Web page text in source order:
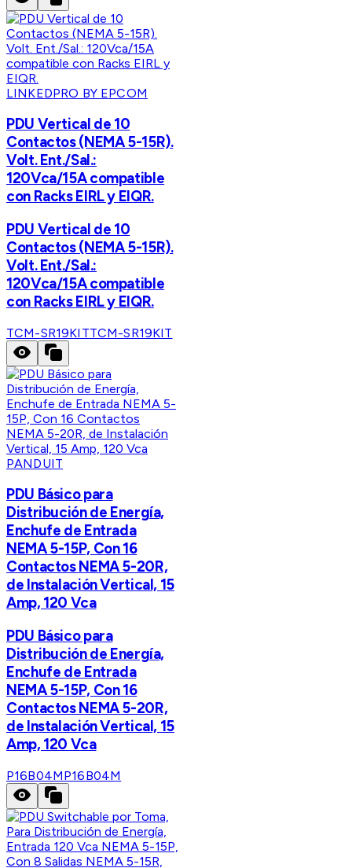
LINKEDPRO BY EPCOM
PDU Vertical de 10
Contactos (NEMA 5-15R).
Volt. Ent./Sal.:
120Vca/15A compatible
con Racks EIRL y EIQR.
PDU Vertical de 10
Contactos (NEMA 5-15R).
Volt. Ent./Sal.:
120Vca/15A compatible
con Racks EIRL y EIQR.
TCM-SR19KITTCM-SR19KIT
PANDUIT
PDU Básico para
Distribución de Energía,
Enchufe de Entrada
NEMA 5-15P, Con 16
Contactos NEMA 5-20R,
de Instalación Vertical, 15
Amp, 120 Vca
PDU Básico para
Distribución de Energía,
Enchufe de Entrada
NEMA 5-15P, Con 16
Contactos NEMA 5-20R,
de Instalación Vertical, 15
Amp, 120 Vca
P16B04MP16B04M